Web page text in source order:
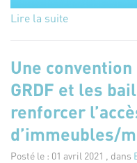
Lire la suite
Une
GRDF et les
renforcer
d’immeubles/
Posté le : 01 avril 2021 , dans